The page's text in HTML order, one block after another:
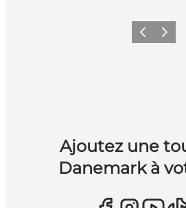
PrécédentSuivant
Ajoutez une
Danemark à